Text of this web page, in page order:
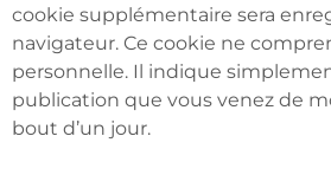
cookie supplémentaire sera
navigateur. Ce cookie ne
personnelle. Il indique
publication que vous venez de
bout d’un jour.